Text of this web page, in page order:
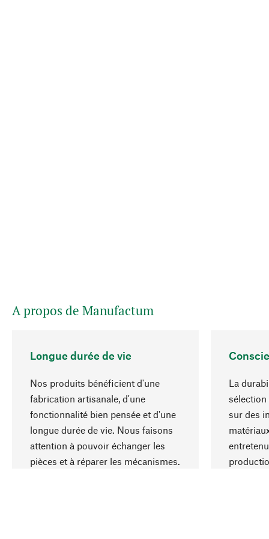
A propos de Manufactum
Longue durée de vie
Nos produits bénéficient d'une
fabrication artisanale, d'une
fonctionnalité bien pensée et d'une
longue durée de vie. Nous faisons
attention à pouvoir échanger les
pièces et à réparer les mécanismes.
La
sur des